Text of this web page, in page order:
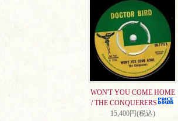
WON'T YOU COME HOME
/ THE CONQUERERS
15,400円(税込)